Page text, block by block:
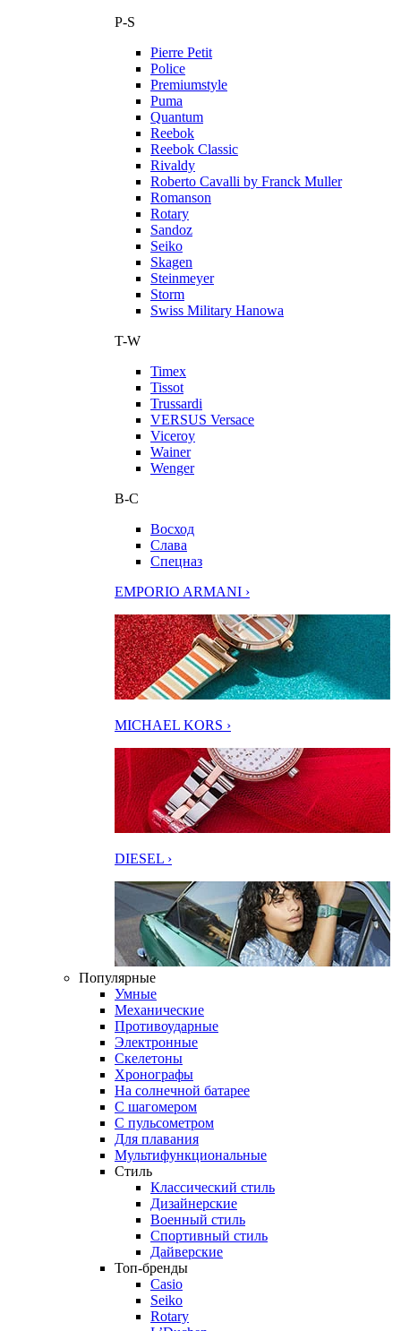
P-S
Pierre Petit
Police
Premiumstyle
Puma
Quantum
Reebok
Reebok Classic
Rivaldy
Roberto Cavalli by Franck Muller
Romanson
Rotary
Sandoz
Seiko
Skagen
Steinmeyer
Storm
Swiss Military Hanowa
T-W
Timex
Tissot
Trussardi
VERSUS Versace
Viceroy
Wainer
Wenger
В-С
Восход
Слава
Спецназ
EMPORIO ARMANI ›
MICHAEL KORS ›
DIESEL ›
Популярные
Умные
Механические
Противоударные
Электронные
Скелетоны
Хронографы
На солнечной батарее
С шагомером
С пульсометром
Для плавания
Мультифункциональные
Стиль
Классический стиль
Дизайнерские
Военный стиль
Спортивный стиль
Дайверские
Топ-бренды
Casio
Seiko
Rotary